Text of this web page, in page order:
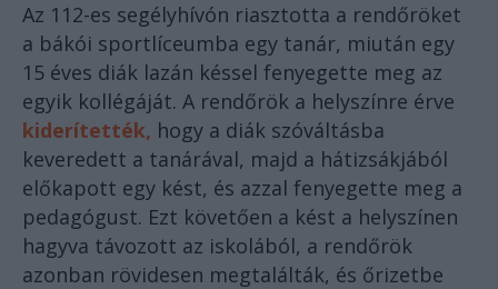
Az 112-es segélyhívón riasztotta a rendőröket
a bákói sportlíceumba egy tanár, miután egy
15 éves diák lazán késsel fenyegette meg az
egyik kollégáját. A rendőrök a helyszínre érve
kiderítették, hogy a diák szóváltásba
keveredett a tanárával, majd a hátizsákjából
előkapott egy kést, és azzal fenyegette meg a
pedagógust. Ezt követően a kést a helyszínen
hagyva távozott az iskolából, a rendőrök
azonban rövidesen megtalálták, és őrizetbe